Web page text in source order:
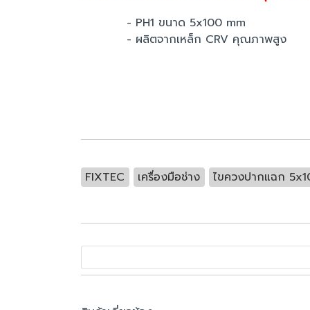
- PH1 ขนาด 5x100 mm
- ผลิตจากเหล็ก CRV คุณภาพสูง
FIXTEC เครื่องมือช่าง ไขควงปากแฉก